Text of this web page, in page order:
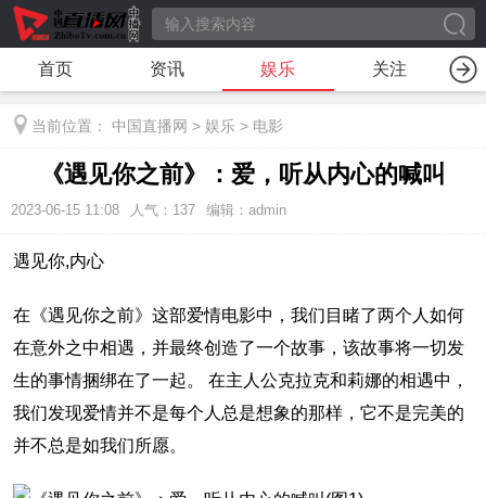
首页 资讯 娱乐 关注
当前位置： 中国直播网 > 娱乐 > 电影
《遇见你之前》：爱，听从内心的喊叫
2023-06-15 11:08 人气： 137 编辑：admin
遇见你,内心
在《遇见你之前》这部爱情电影中，我们目睹了两个人如何
在意外之中相遇，并最终创造了一个故事，该故事将一切发
生的事情捆绑在了一起。 在主人公克拉克和莉娜的相遇中，
我们发现爱情并不是每个人总是想象的那样，它不是完美的
并不总是如我们所愿。